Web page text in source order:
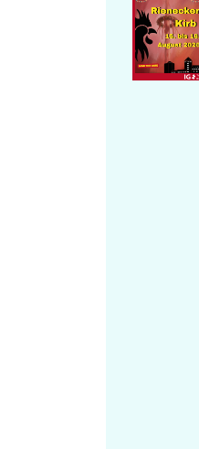
zum Ausbau, den